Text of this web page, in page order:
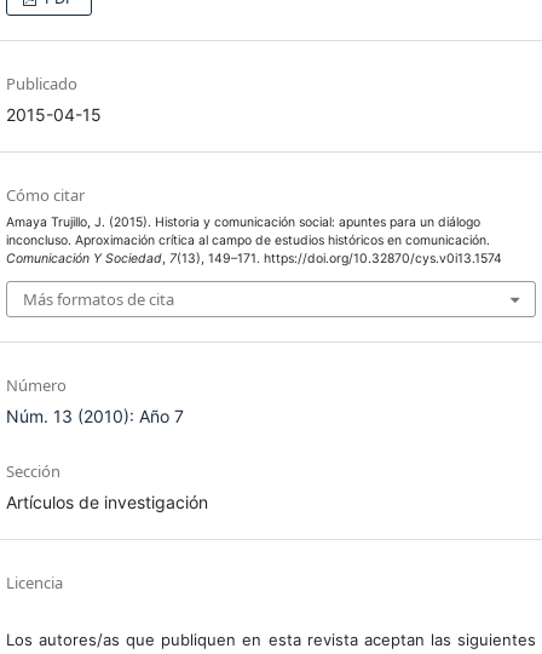
Publicado
2015-04-15
Cómo citar
Amaya Trujillo, J. (2015). Historia y comunicación social: apuntes para un diálogo
inconcluso. Aproximación crítica al campo de estudios históricos en comunicación.
Comunicación Y Sociedad, 7(13), 149–171. https://doi.org/10.32870/cys.v0i13.1574
Más formatos de cita
Número
Núm. 13 (2010): Año 7
Sección
Artículos de investigación
Licencia
Los autores/as que publiquen en esta revista aceptan las siguientes